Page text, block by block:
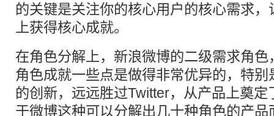
的关键是关注你的核心用户的核心需求
上获得核心成就。
在角色分解上，新浪微博的二级需求角色
角色成就一些点是做得非常优异的，特
的创新，远远胜过Twitter，从产品上奠
于微博这种可以分解出几十种角色的产